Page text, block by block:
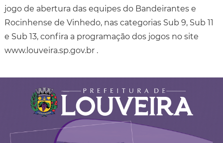
jogo de abertura das equipes do Bandeirantes e
Rocinhense de Vinhedo, nas categorias Sub 9, Sub 11
e Sub 13, confira a programação dos jogos no site
www.louveira.sp.gov.br .